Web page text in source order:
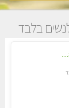
בלבד
בקליניקה פרטית ברעננה עיסוי לחידוש אנרגיות עיסוי מומלץ מאוד !